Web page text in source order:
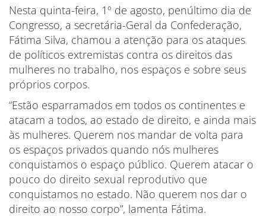
Nesta quinta-feira, 1º de agosto, penúltimo dia de
Congresso, a secretária-Geral da Confederação,
Fátima Silva, chamou a atenção para os ataques
de políticos extremistas contra os direitos das
mulheres no trabalho, nos espaços e sobre seus
próprios corpos.
“Estão esparramados em todos os continentes e
atacam a todos, ao estado de direito, e ainda mais
às mulheres. Querem nos mandar de volta para
os espaços privados quando nós mulheres
conquistamos o espaço público. Querem atacar o
pouco do direito sexual reprodutivo que
conquistamos no estado. Não querem nos dar o
direito ao nosso corpo”, lamenta Fátima.